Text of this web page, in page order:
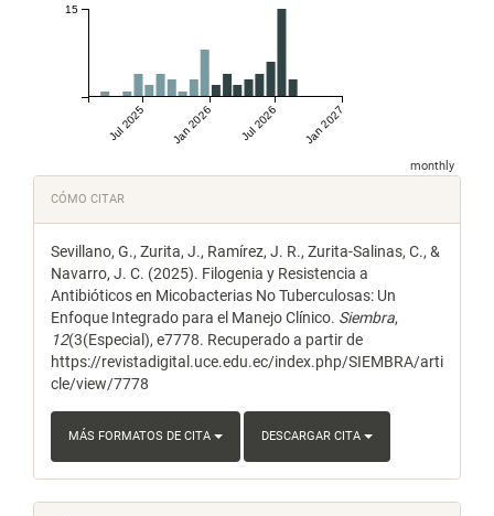
Jul 2025 Jan 2026 Jul 2026 Jan 2027
15
monthly
Detalles
del
artículo
CÓMO CITAR
Sevillano, G., Zurita, J., Ramírez, J. R., Zurita-Salinas, C., &
Navarro, J. C. (2025). Filogenia y Resistencia a
Antibióticos en Micobacterias No Tuberculosas: Un
Enfoque Integrado para el Manejo Clínico. Siembra,
12(3(Especial), e7778. Recuperado a partir de
https://revistadigital.uce.edu.ec/index.php/SIEMBRA/arti
cle/view/7778
MÁS FORMATOS DE CITA DESCARGAR CITA